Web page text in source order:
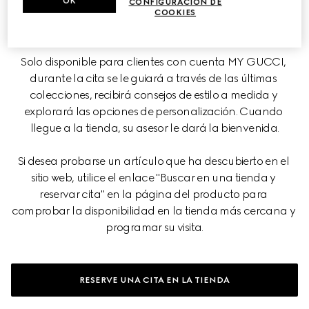
para descubrir el universo de Gucci, adaptado a sus
Solo disponible para clientes con cuenta MY GUCCI,
durante la cita se le guiará a través de las últimas
colecciones, recibirá consejos de estilo a medida y
explorará las opciones de personalización. Cuando
llegue a la tienda, su asesor le dará la bienvenida.
Si desea probarse un artículo que ha descubierto en el
sitio web, utilice el enlace "Buscar en una tienda y
reservar cita" en la página del producto para
comprobar la disponibilidad en la tienda más cercana y
programar su visita.
RESERVE UNA CITA EN LA TIENDA
COOKIES